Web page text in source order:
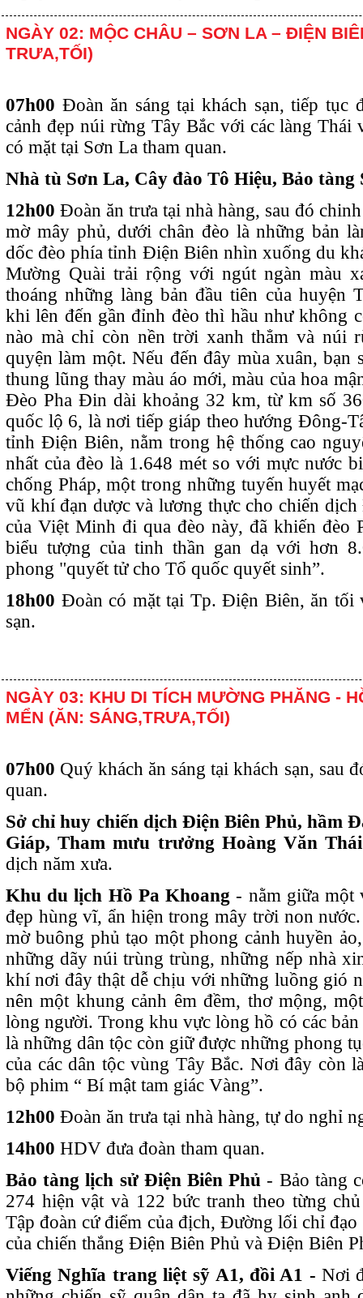
NGÀY 02: MỘC CHÂU – SƠN LA – ĐIỆN
TRƯA,TỐI)
07h00 Đoàn ăn sáng tại khách sạn, tiếp tục
cảnh đẹp núi rừng Tây Bắc với các làng
có mặt tại Sơn La tham quan.
Nhà tù Sơn La, Cây đào Tô Hiệu, Bảo tàng
12h00 Đoàn ăn trưa tại nhà hàng, sau đó
mờ mây phủ, dưới chân đèo là nhữngbản
dốc đèo phía tỉnh Điện Biên nhìn xuống du
Mường Quài trải rộng với ngút ngàn màu
thoáng những làng bản đầu tiên của huyện
khi lên đến gần đỉnh đèo thì hầu như không
nào mà chỉ còn nền trời xanh thẳm và núi
quyện làm một. Nếu đến đây mùa xuân, bạn
thung lũng thay màu áo mới, màu của hoa
Đèo Pha Đin dài khoảng 32 km, từ km số
quốc lộ 6, là nơi tiếp giáp theo hướng Đông-
tỉnh Điện Biên, nằm trong hệ thốngcao
nhất của đèo là 1.648 mét so với mực nước
chống Pháp, một trong những tuyến huyết
vũ khí đạn dược và lương thực cho chiến
của Việt Minh đi qua đèo này, đã khiến đèo
biểu tượng của tinh thần gan dạ với hơn
phong "quyết tử cho Tổ quốc quyết sinh”.
18h00 Đoàn có mặt tại Tp. Điện Biên, ăn tối
sạn.
NGÀY 03: KHU DI TÍCH MƯỜNG PHĂNG -
MỂN (ĂN: SÁNG,TRƯA,TỐI)
07h00 Quý khách ăn sáng tại khách sạn, sau
quan.
Sở chỉ huy chiến dịch Điện Biên Phủ, hầm
Giáp, Tham mưu trưởng Hoàng Văn
dịch năm xưa.
Khu du lịch Hồ Pa Khoang - nằm giữa một
đẹp hùng vĩ, ẩn hiện trong mây trời non
mờ buông phủ tạo một phong cảnh huyền
những dãy núi trùng trùng, những nếp nhà
khí nơi đây thật dễ chịu với những luồng gió
nên một khung cảnh êm đềm, thơ mộng,
lòng người. Trong khu vực lòng hồ có các
là những dân tộc còn giữ được những phong
của các dân tộc vùng Tây Bắc. Nơi đây còn
bộ phim “ Bí mật tam giác Vàng”.
12h00 Đoàn ăn trưa tại nhà hàng, tự do nghỉ
14h00 HDV đưa đoàn tham quan.
Bảo tàng lịch sử Điện Biên Phủ - Bảo tàng
274 hiện vật và 122 bức tranh theo từng
Tập đoàn cứ điểm của địch, Đường lối chỉ
của chiến thắng Điện Biên Phủ và Điện Biên
Viếng Nghĩa trang liệt sỹ A1, đồi A1 - Nơi